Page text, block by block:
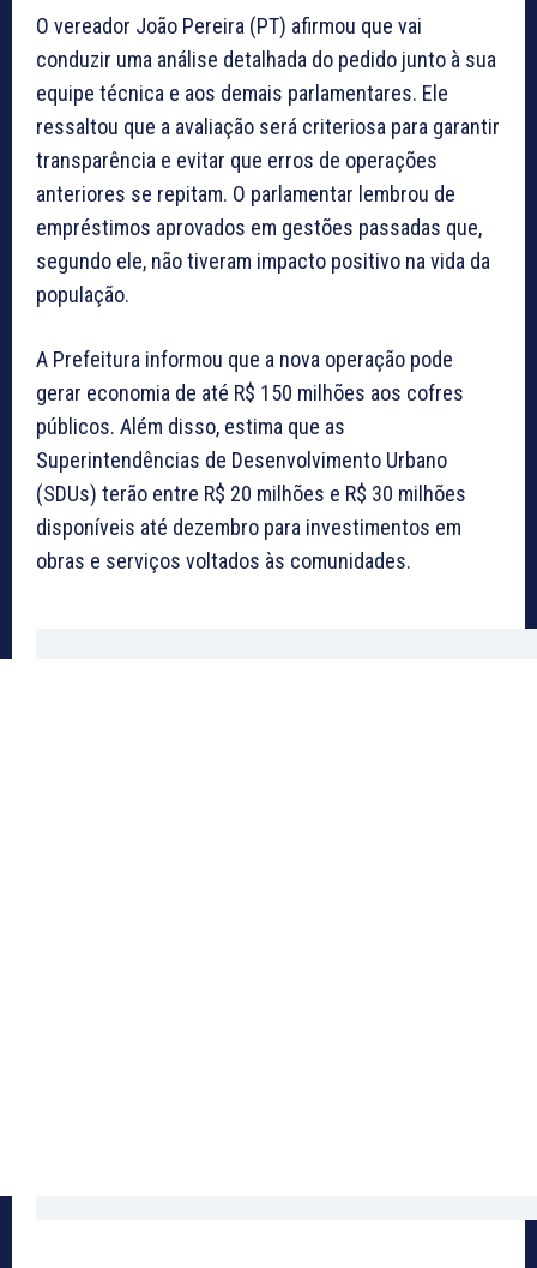
O vereador João Pereira (PT) afirmou que vai
conduzir uma análise detalhada do pedido junto à sua
equipe técnica e aos demais parlamentares. Ele
ressaltou que a avaliação será criteriosa para garantir
transparência e evitar que erros de operações
anteriores se repitam. O parlamentar lembrou de
empréstimos aprovados em gestões passadas que,
segundo ele, não tiveram impacto positivo na vida da
população.
A Prefeitura informou que a nova operação pode
gerar economia de até R$ 150 milhões aos cofres
públicos. Além disso, estima que as
Superintendências de Desenvolvimento Urbano
(SDUs) terão entre R$ 20 milhões e R$ 30 milhões
disponíveis até dezembro para investimentos em
obras e serviços voltados às comunidades.